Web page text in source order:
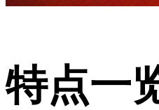
特点一